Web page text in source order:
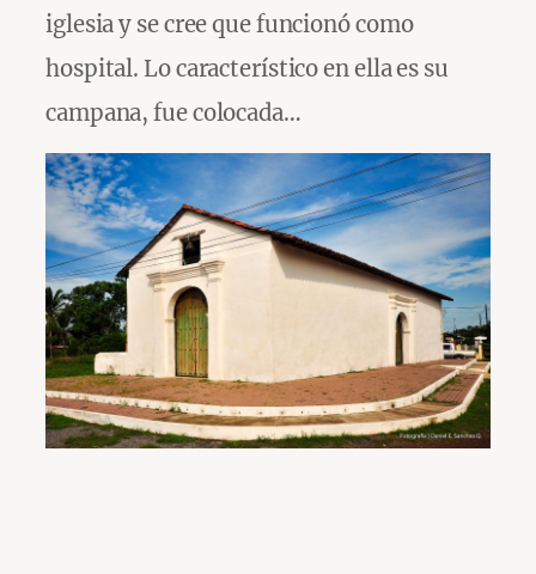
iglesia y se cree que funcionó como
hospital. Lo característico en ella es su
campana, fue colocada…